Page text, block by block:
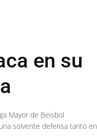
en su
Mayor de Beisbol
solvente defensa tanto en